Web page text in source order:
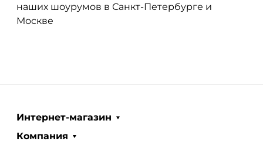
наших шоурумов в Санкт-Петербурге и
Москве
Интернет-магазин
Компания